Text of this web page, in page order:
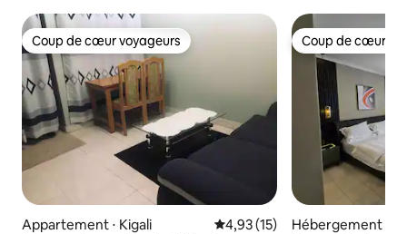
Coup de cœur voyageurs
Coup de cœur voyageurs
Appartement ⋅ Kigali Évaluation moyenne sur la
4,93 (15)
Coup de cœur
Coup de cœur
Hébergement ⋅